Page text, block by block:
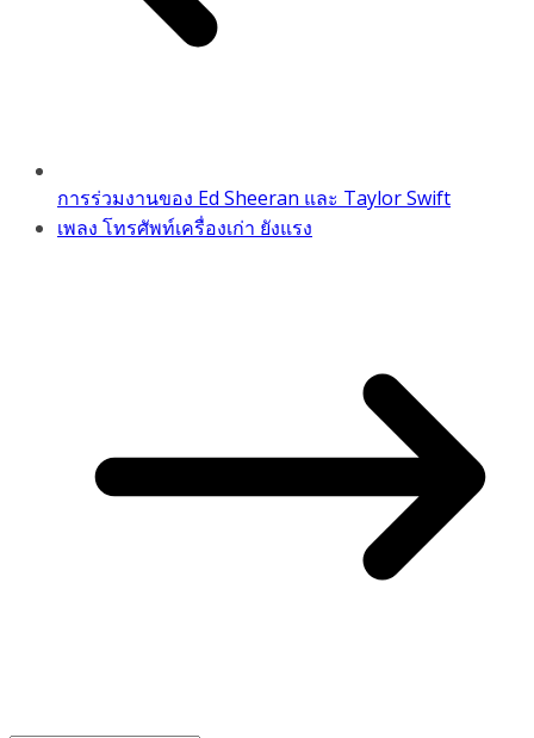
การร่วมงานของ Ed Sheeran และ Taylor Swift
เพลง โทรศัพท์เครื่องเก่า ยังแรง